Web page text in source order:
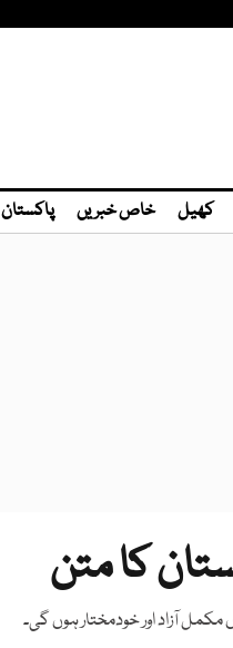
کھیل خاص خبریں پاکستان
کا متن
مکمل آزاد اور خودمختار ہوں گی۔